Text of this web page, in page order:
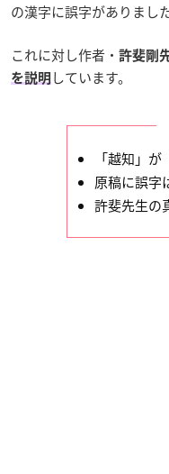
の漢字に誤字がありました
これに対し作者・ 許斐剛
を説明 しています。
「越知」
原稿に誤字
許斐先生の